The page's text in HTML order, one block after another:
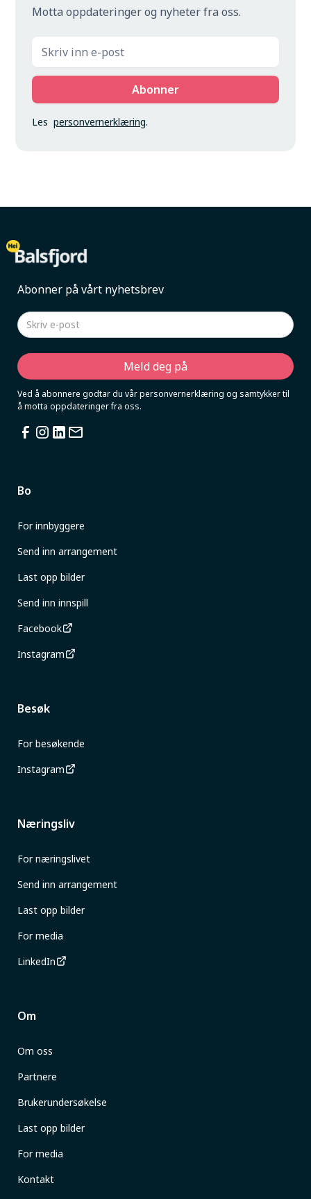
Motta oppdateringer og nyheter fra oss.
Lespersonvernerklæring.
Abonner på vårt nyhetsbrev
Ved å abonnere godtar du vår personvernerklæring og samtykker til
å motta oppdateringer fra oss.
Bo
For innbyggere
Send inn arrangement
Last opp bilder
Send inn innspill
Facebook
Instagram
Besøk
For besøkende
Instagram
Næringsliv
For næringslivet
Send inn arrangement
Last opp bilder
For media
LinkedIn
Om
Om oss
Partnere
Brukerundersøkelse
Last opp bilder
For media
Kontakt